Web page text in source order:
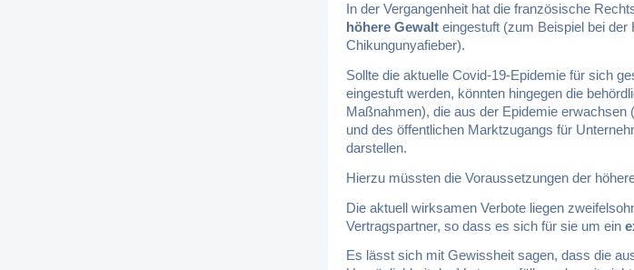
In der Vergangenheit hat die französische
höhere Gewalteingestuft (zum Beispiel bei der
Chikungunyafieber).
Sollte die aktuelle Covid-19-Epidemie für sich
eingestuft werden, könnten hingegen die
Maßnahmen), die aus der Epidemie
und des öffentlichen Marktzugangs für
darstellen.
Hierzu müssten die Voraussetzungen der
Die aktuell wirksamen Verbote liegen
Vertragspartner, so dass es sich für sie um ein
Es lässt sich mit Gewissheit sagen, dass die